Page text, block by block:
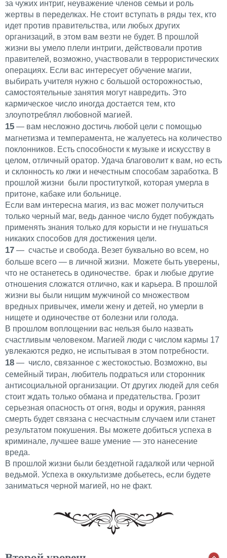
за чужих интриг, неуважение членов семьи и роль
жертвы в переделках. Не стоит вступать в ряды тех, кто
идет против правительства, или любых других
организаций, в этом вам везти не будет. В прошлой
жизни вы умело плели интриги, действовали против
правителей, возможно, участвовали в террористических
операциях. Если вас интересует обучение магии,
выбирать учителя нужно с большой осторожностью,
самостоятельные занятия могут навредить. Это
кармическое число иногда достается тем, кто
злоупотреблял любовной магией.
15 — вам несложно достичь любой цели с помощью
магнетизма и темперамента, не жалуетесь на количество
поклонников. Есть способности к музыке и искусству в
целом, отличный оратор. Удача благоволит к вам, но есть
и склонность ко лжи и нечестным способам заработка. В
прошлой жизни были проституткой, которая умерла в
притоне, кабаке или больнице.
Если вам интересна магия, из вас может получиться
только черный маг, ведь данное число будет побуждать
применять знания только для корысти и не гнушаться
никаких способов для достижения цели.
17 — счастье и свобода. Везет буквально во всем, но
больше всего — в личной жизни. Можете быть уверены,
что не останетесь в одиночестве. брак и любые другие
отношения сложатся отлично, как и карьера. В прошлой
жизни вы были нищим мужчиной со множеством
вредных привычек, имели жену и детей, но умерли в
нищете и одиночестве от болезни или голода.
В прошлом воплощении вас нельзя было назвать
счастливым человеком. Магией люди с числом кармы 17
увлекаются редко, не испытывая в этом потребности.
18 — число, связанное с жестокостью. Возможно, вы
семейный тиран, любитель подраться или сторонник
антисоциальной организации. От других людей для себя
стоит ждать только обмана и предательства. Грозит
серьезная опасность от огня, воды и оружия, ранняя
смерть будет связана с несчастным случаем или станет
результатом покушения. Вы можете добиться успеха в
криминале, лучшее ваше умение — это нанесение
вреда.
В прошлой жизни были бездетной гадалкой или черной
ведьмой. Успеха в оккультизме добьетесь, если будете
заниматься черной магией, но не факт.